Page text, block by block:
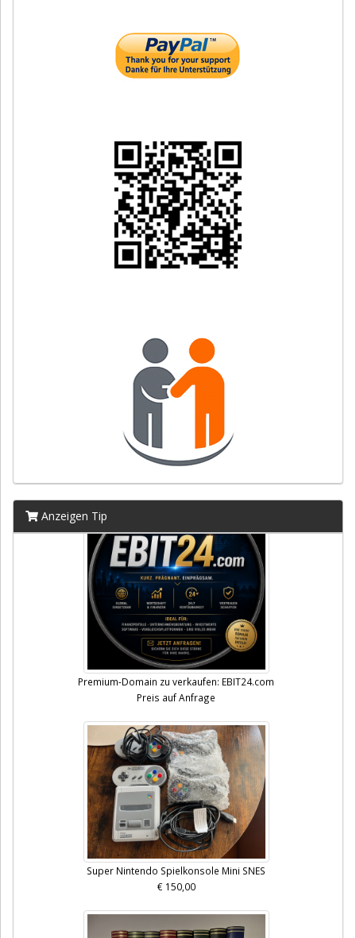
Anzeigen Tip
Premium-Domain zu verkaufen: EBIT24.com
Preis auf Anfrage
Super Nintendo Spielkonsole Mini SNES
€ 150,00